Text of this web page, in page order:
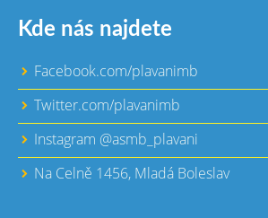
Kde nás najdete
Facebook.com/plavanimb
Twitter.com/plavanimb
Instagram @asmb_plavani
Na Celně 1456, Mladá Boleslav